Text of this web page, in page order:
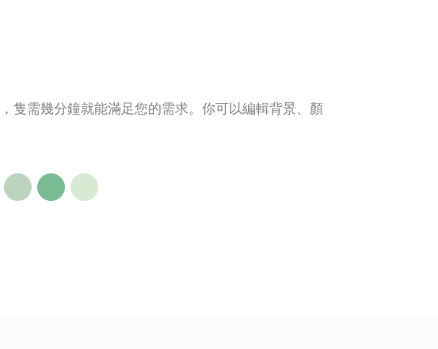
隻需幾分鐘就能滿足您的需求。你可以編輯背景、顏